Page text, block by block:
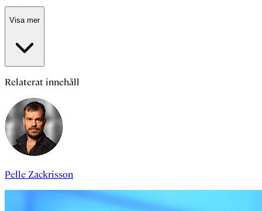
Visa mer
Relaterat innehåll
Pelle Zackrisson